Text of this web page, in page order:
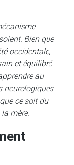
Bien que
occidentale,
et équilibré
au
neurologiques
ce soit du
mère.